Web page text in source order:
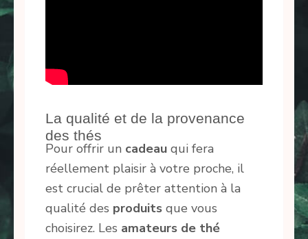
La qualité et de la provenance
des thés
Pour offrir un cadeau qui fera
réellement plaisir à votre proche, il
est crucial de prêter attention à la
qualité des produits que vous
choisirez. Les amateurs de thé